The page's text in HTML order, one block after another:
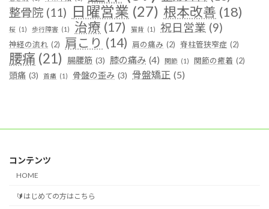
整骨院 (11) 日曜営業 (27) 根本改善 (18)
桜 (1) 歩行障害 (1) 治療 (17) 猫背 (1) 祝日営業 (9)
神経の流れ (2) 肩こり (14) 肩の痛み (2) 脊柱管狭窄症 (2)
腰痛 (21) 腸腰筋 (3) 膝の痛み (4) 関節 (1) 関節の癒着 (2)
頭痛 (3) 首痛 (1) 骨盤の歪み (3) 骨盤矯正 (5)
コンテンツ
HOME
🔰はじめての方はこちら